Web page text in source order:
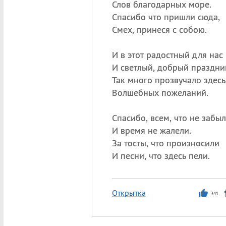
Слов благодарных море.
Спасибо что пришли сюда,
Смех, принеся с собою.
И в этот радостный для нас
И светлый, добрый
Так много прозвучало
Волшебных пожеланий.
Спасибо, всем, что не
И время не жалели.
За тосты, что произносили
И песни, что здесь пели.
Открытка 341